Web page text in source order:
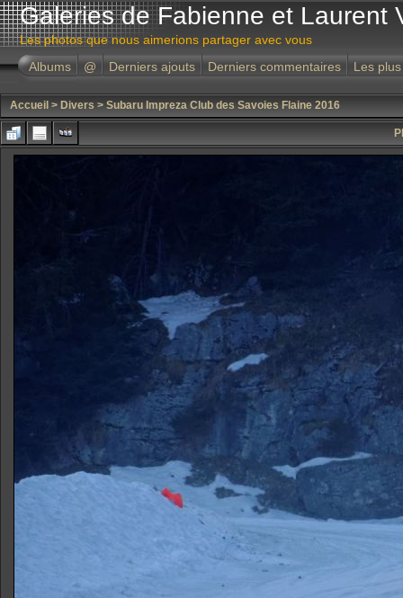
Galeries de Fabienne et Laurent
Les photos que nous aimerions partager avec vous
Albums
@ Derniers ajouts Derniers commentaires Les
Accueil > Divers > Subaru Impreza Club des Savoies Flaine 2016